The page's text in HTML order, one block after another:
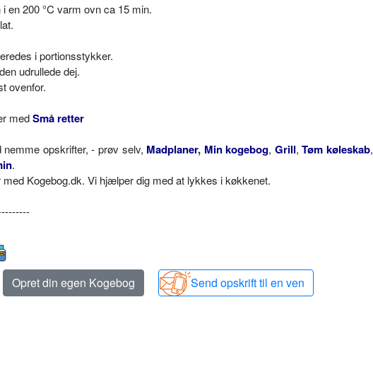
en 200 °C varm ovn ca 15 min.
i portionsstykker.
udrullede dej.
ovenfor.
medSmå retter
opskrifter, - prøv selv, Madplaner, Min kogebog, Grill,Tøm køleskab,
.
Kogebog.dk. Vi hjælper dig med at lykkes i køkkenet.
Opret din egen Kogebog
Send opskrift til en ven